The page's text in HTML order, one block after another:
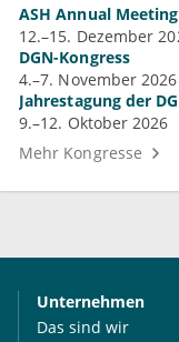
ASH Annual Meeting
12.–15. Dezember
DGN-Kongress
4.–7. November 2026
Jahrestagung der
9.–12. Oktober 2026
Mehr Kongresse
Unternehmen
Das sind wir